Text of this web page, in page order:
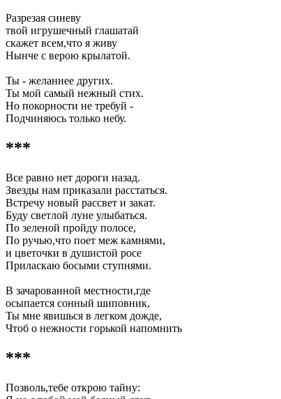
Разрезая синеву
твой игрушечный глашатай
скажет всем,что я живу
Нынче с верою крылатой.
Ты - желаннее других.
Ты мой самый нежный стих.
Но покорности не требуй -
Подчиняюсь только небу.
***
Все равно нет дороги назад.
Звезды нам приказали расстаться.
Встречу новый рассвет и закат.
Буду светлой луне улыбаться.
По зеленой пройду полосе,
По ручью,что поет меж камнями,
и цветочки в душистой росе
Приласкаю босыми ступнями.
В зачарованной местности,где
осыпается сонный шиповник,
Ты мне явишься в легком дожде,
Чтоб о нежности горькой напомнить
***
Позволь,тебе открою тайну: